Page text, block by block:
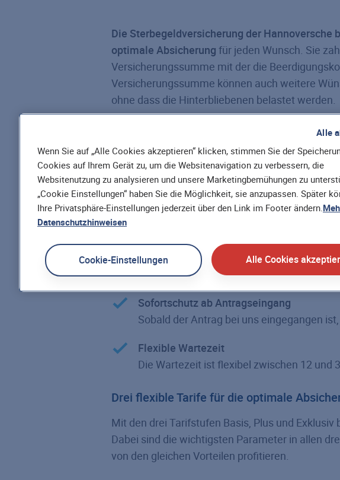
Die Sterbegeldversicherung der
optimale Absicherung für jeden Wunsch. Sie
Versicherungssumme mit der die
Versicherungssumme können auch weitere
ohne dass die Hinterbliebenen belastet werden.
ohne
von 40 Jahren möglich. Durch dieflexible
kann der Beitrag individuell gestaltet werden.
automatisch bis zum Lebensende. Darauf
Ohne Gesundheitsprüfung
Hohe Versicherungssumme
Bis zu 25.000 EUR fließen an Ihre
Sofortschutz ab Antragseingang
Sobald der Antrag bei uns eingegangen
Flexible Wartezeit
Die Wartezeit ist flexibel zwischen 12 und
Drei flexible Tarife für die optimale
Mit den drei Tarifstufen Basis, Plus und Exklusiv
Dabei sind die wichtigsten Parameter in allen
von den gleichen Vorteilen profitieren.
Wenn Sie auf „Alle Cookies akzeptieren“ klicken, stimmen Sie der
Cookies auf Ihrem Gerät zu, um die Websitenavigation zu verbessern, die
Websitenutzung zu analysieren und unsere Marketingbemühungen zu
„Cookie Einstellungen“ haben Sie die Möglichkeit, sie anzupassen. Später
Ihre Privatsphäre-Einstellungen jederzeit über den Link im Footer ändern.
Datenschutzhinweisen
Cookie-Einstellungen Alle Cookies
Alle